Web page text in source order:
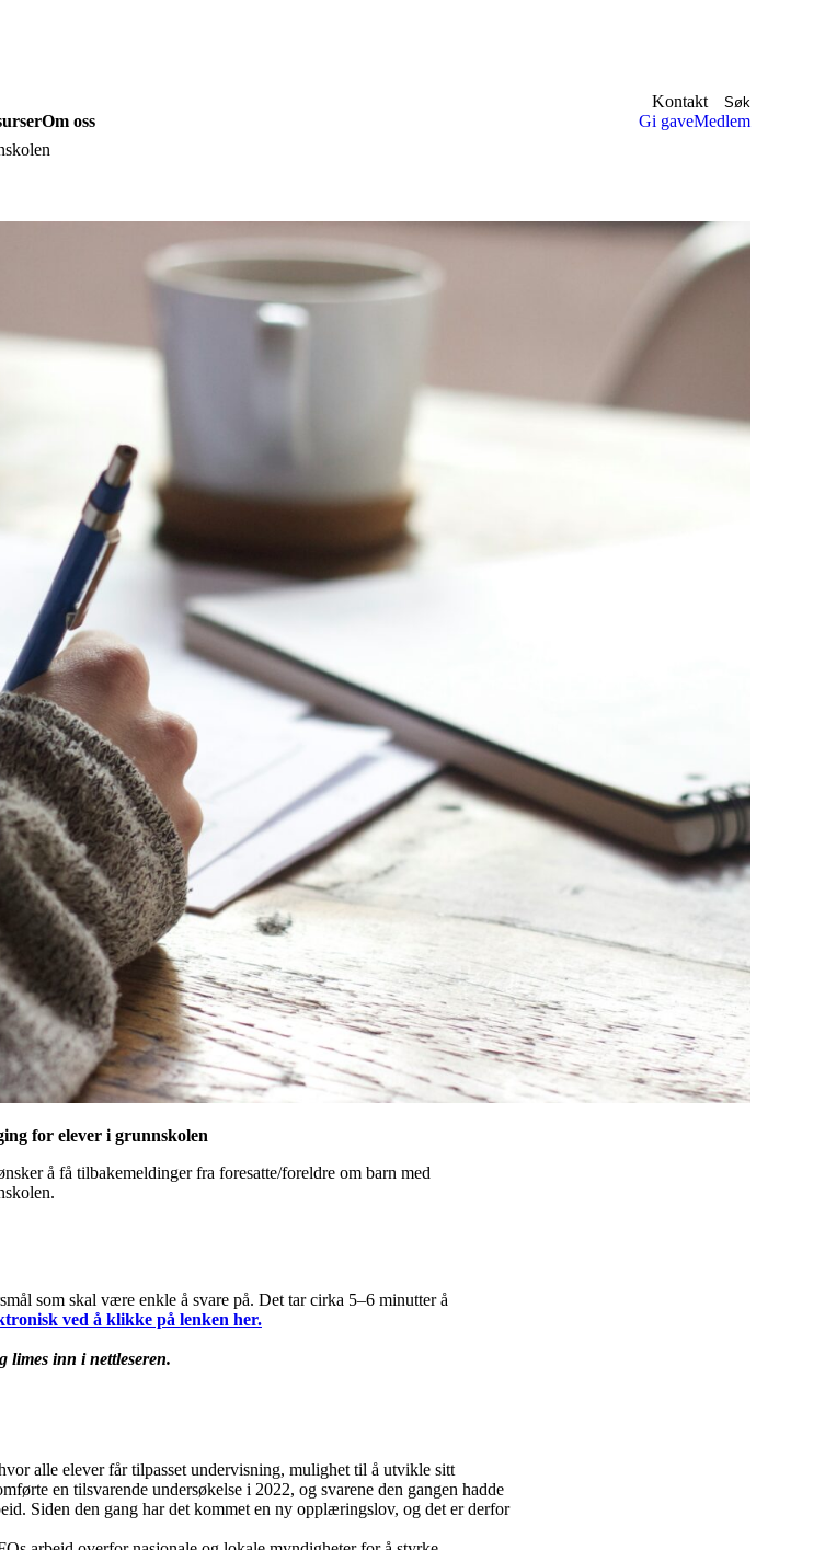
Kontakt
Søk
Om oss Gi gaveMedlem
for elever i grunnskolen
å få tilbakemeldinger fra foresatte/foreldre om barn med
som skal være enkle å svare på. Det tar cirka 5–6 minutter å
ved å klikke på lenken her.
limes inn i nettleseren.
alle elever får tilpasset undervisning, mulighet til å utvikle sitt
en tilsvarende undersøkelse i 2022, og svarene den gangen hadde
Siden den gang har det kommet en ny opplæringslov, og det er derfor